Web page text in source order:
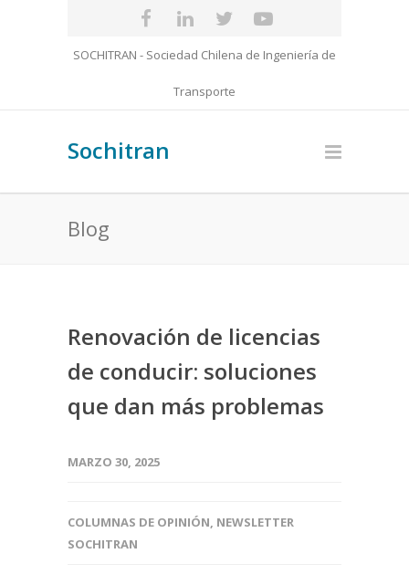
SOCHITRAN - Sociedad Chilena de Ingeniería de
Transporte
Sochitran
Blog
Renovación de licencias
de conducir: soluciones
que dan más problemas
MARZO 30, 2025
COLUMNAS DE OPINIÓN, NEWSLETTER
SOCHITRAN